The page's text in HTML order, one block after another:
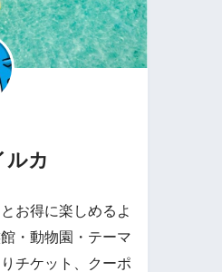
ルカ
お得に楽しめるよ
・動物園・テーマ
チケット、クーポ